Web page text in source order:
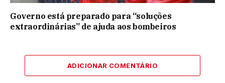
Governo está preparado para “soluções
extraordinárias” de ajuda aos bombeiros
ADICIONAR COMENTÁRIO